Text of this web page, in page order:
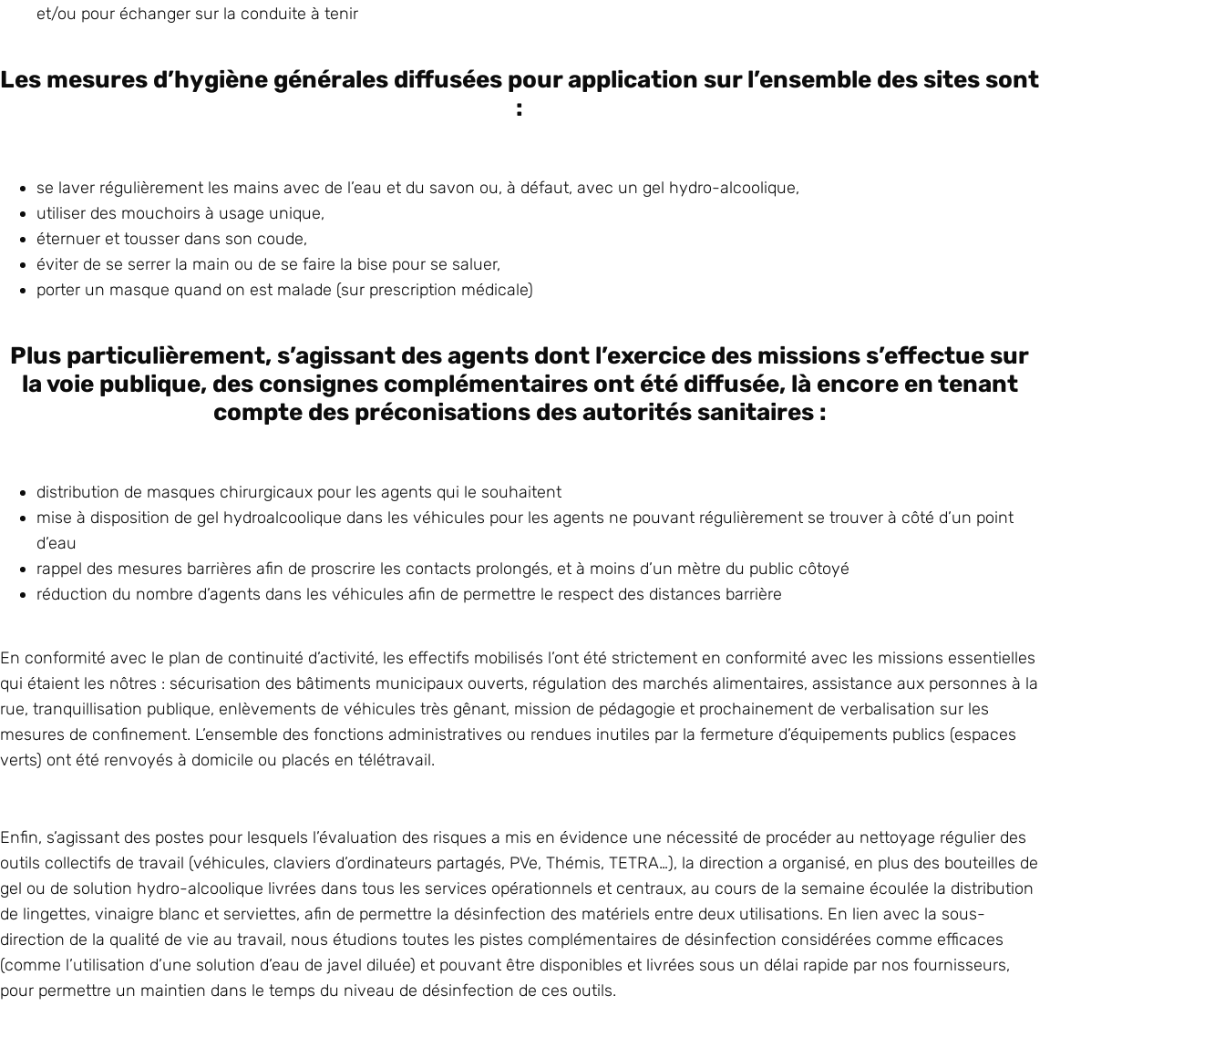
et/ou pour échanger sur la conduite à tenir
Les mesures d’hygiène générales diffusées pour application sur l’ensemble des sites sont
:
se laver régulièrement les mains avec de l’eau et du savon ou, à défaut, avec un gel hydro-alcoolique,
utiliser des mouchoirs à usage unique,
éternuer et tousser dans son coude,
éviter de se serrer la main ou de se faire la bise pour se saluer,
porter un masque quand on est malade (sur prescription médicale)
Plus particulièrement, s’agissant des agents dont l’exercice des missions s’effectue sur
la voie publique, des consignes complémentaires ont été diffusée, là encore en tenant
compte des préconisations des autorités sanitaires :
distribution de masques chirurgicaux pour les agents qui le souhaitent
mise à disposition de gel hydroalcoolique dans les véhicules pour les agents ne pouvant régulièrement se trouver à côté d’un point
d’eau
rappel des mesures barrières afin de proscrire les contacts prolongés, et à moins d’un mètre du public côtoyé
réduction du nombre d’agents dans les véhicules afin de permettre le respect des distances barrière
En conformité avec le plan de continuité d’activité, les effectifs mobilisés l’ont été strictement en conformité avec les missions essentielles
qui étaient les nôtres : sécurisation des bâtiments municipaux ouverts, régulation des marchés alimentaires, assistance aux personnes à la
rue, tranquillisation publique, enlèvements de véhicules très gênant, mission de pédagogie et prochainement de verbalisation sur les
mesures de confinement. L’ensemble des fonctions administratives ou rendues inutiles par la fermeture d’équipements publics (espaces
verts) ont été renvoyés à domicile ou placés en télétravail.
Enfin, s’agissant des postes pour lesquels l’évaluation des risques a mis en évidence une nécessité de procéder au nettoyage régulier des
outils collectifs de travail (véhicules, claviers d’ordinateurs partagés, PVe, Thémis, TETRA…), la direction a organisé, en plus des bouteilles de
gel ou de solution hydro-alcoolique livrées dans tous les services opérationnels et centraux, au cours de la semaine écoulée la distribution
de lingettes, vinaigre blanc et serviettes, afin de permettre la désinfection des matériels entre deux utilisations. En lien avec la sous-
direction de la qualité de vie au travail, nous étudions toutes les pistes complémentaires de désinfection considérées comme efficaces
(comme l’utilisation d’une solution d’eau de javel diluée) et pouvant être disponibles et livrées sous un délai rapide par nos fournisseurs,
pour permettre un maintien dans le temps du niveau de désinfection de ces outils.